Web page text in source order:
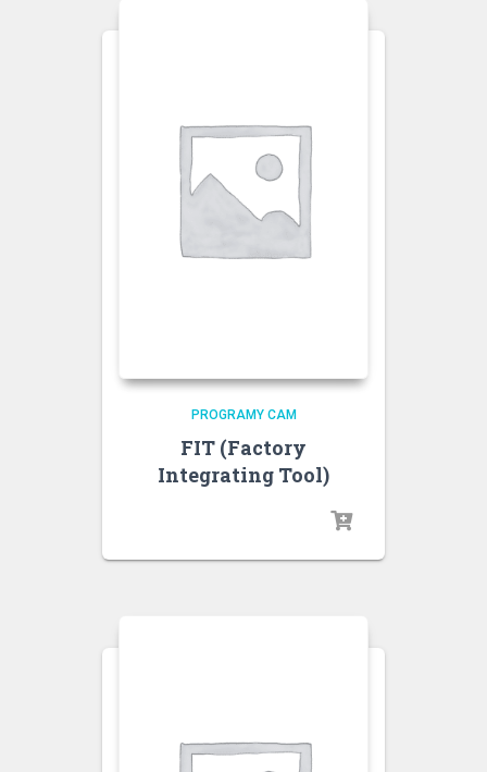
PROGRAMY CAM
FIT (Factory
Integrating Tool)